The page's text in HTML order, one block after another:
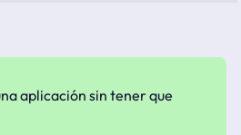
aplicación sin tener que